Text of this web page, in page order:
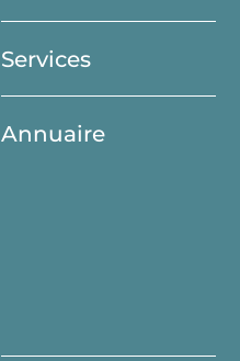
Top
Services
Annuaire